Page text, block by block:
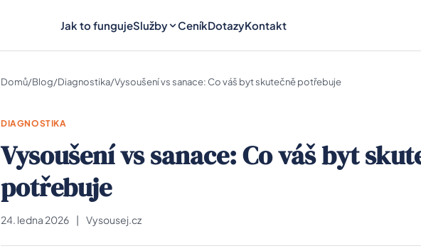
Jak to fungujeSlužby CeníkDotazyKontakt
Domů/Blog/Diagnostika/Vysoušení vs sanace: Co váš byt skutečně potřebuje
DIAGNOSTIKA
Vysoušení vs sanace: Co váš byt
potřebuje
24. ledna 2026 | Vysousej.cz